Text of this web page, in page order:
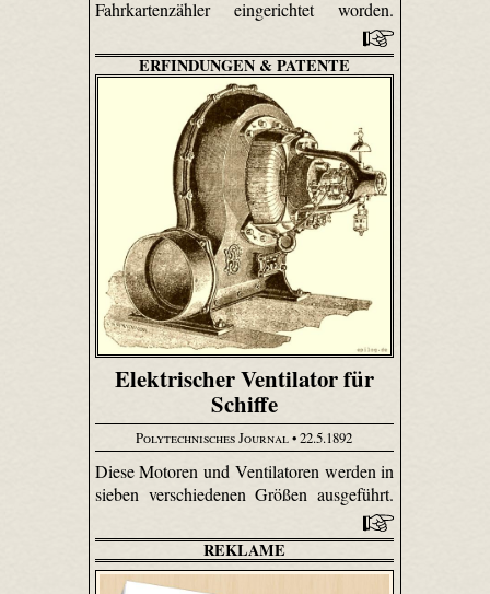
Fahrkartenzähler eingerichtet worden.
ERFINDUNGEN & PATENTE
Elektrischer Ventilator für
Schiffe
Polytechnisches Journal• 22.5.1892
Diese Motoren und Ventilatoren werden in
sieben verschiedenen Größen ausgeführt.
REKLAME